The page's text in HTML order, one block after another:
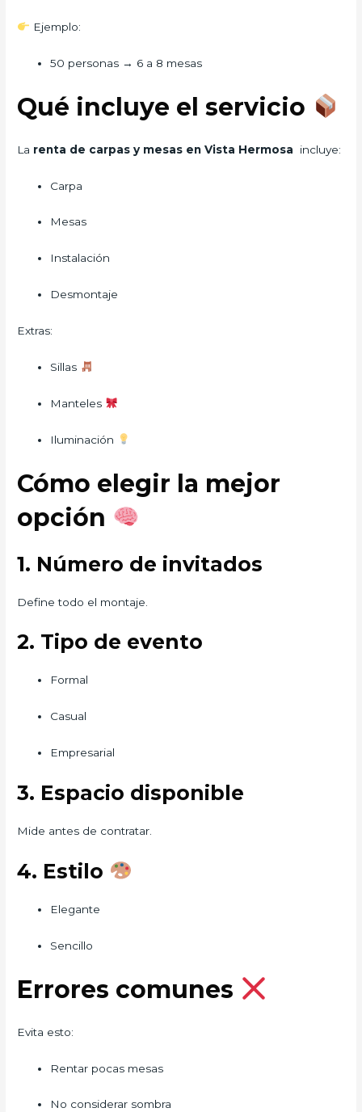
Ejemplo:
50 personas → 6 a 8 mesas
Qué incluye el servicio
La renta de carpas y mesas en Vista Hermosa incluye:
Carpa
Mesas
Instalación
Desmontaje
Extras:
Sillas
Manteles
Iluminación
Cómo elegir la mejor
opción
1. Número de invitados
Define todo el montaje.
2. Tipo de evento
Formal
Casual
Empresarial
3. Espacio disponible
Mide antes de contratar.
4. Estilo
Elegante
Sencillo
Errores comunes
Evita esto:
Rentar pocas mesas
No considerar sombra